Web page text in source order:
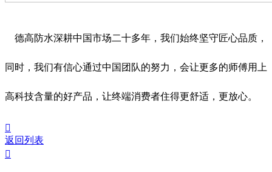
德高防水深耕中国市场二十多年，我们始终坚守匠心品质，
同时，我们有信心通过中国团队的努力，会让更多的师傅用上
高科技含量的好产品，让终端消费者住得更舒适，更放心。

返回列表
